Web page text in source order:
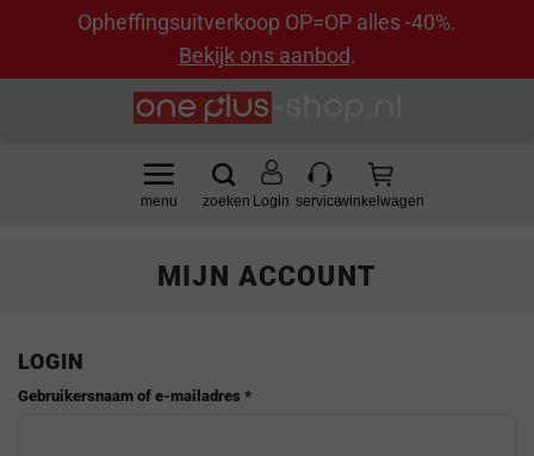
Opheffingsuitverkoop OP=OP alles -40%.
Bekijk ons aanbod.
Login
MIJN ACCOUNT
LOGIN
Gebruikersnaam of e-mailadres *Vereist